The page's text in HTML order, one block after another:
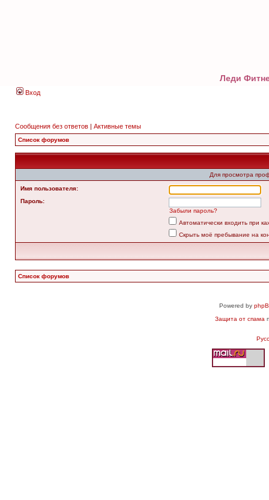
Леди
Вход
Сообщения без ответов | Активные темы
Список форумов
Для просмотра
Имя пользователя:
Пароль:
Забыли пароль?
Автоматически входить при
Скрыть моё пребывание на
Список форумов
Powered by
Защита от спама